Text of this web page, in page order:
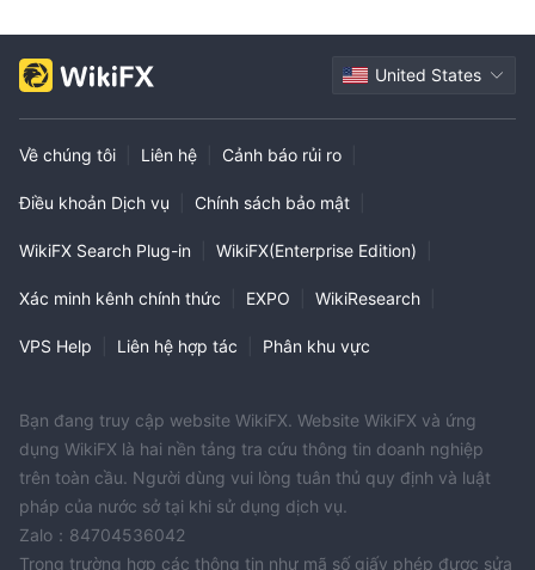
United States
Về chúng tôi Liên hệ Cảnh báo rủi ro
Điều khoản Dịch vụ Chính sách bảo mật
WikiFX Search Plug-in WikiFX(Enterprise Edition)
Xác minh kênh chính thức EXPO WikiResearch
VPS Help Liên hệ hợp tác Phân khu vực
Bạn đang truy cập website WikiFX. Website WikiFX và ứng
dụng WikiFX là hai nền tảng tra cứu thông tin doanh nghiệp
trên toàn cầu. Người dùng vui lòng tuân thủ quy định và luật
pháp của nước sở tại khi sử dụng dịch vụ.
Zalo：84704536042
Trong trường hợp các thông tin như mã số giấy phép được sửa